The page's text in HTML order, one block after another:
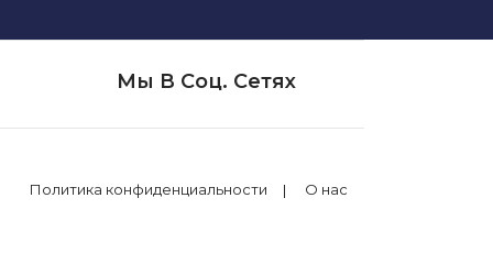
Мы В Соц. Сетях
Политика конфиденциальности О нас